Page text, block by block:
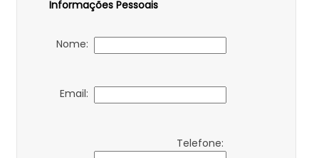
Informações Pessoais
Nome:
Email:
Telefone: